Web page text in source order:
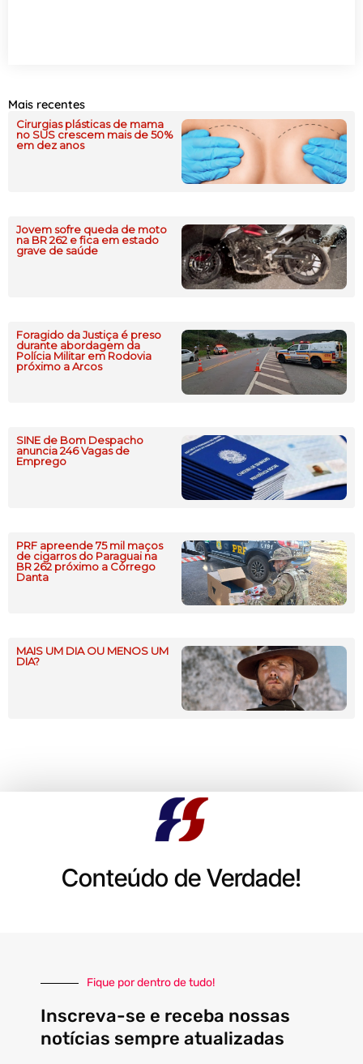
Mais recentes
Cirurgias plásticas de mama
no SUS crescem mais de 50%
em dez anos
Jovem sofre queda de moto
na BR 262 e fica em estado
grave de saúde
Foragido da Justiça é preso
durante abordagem da
Polícia Militar em Rodovia
próximo a Arcos
SINE de Bom Despacho
anuncia 246 Vagas de
Emprego
PRF apreende 75 mil maços
de cigarros do Paraguai na
BR 262 próximo a Córrego
Danta
MAIS UM DIA OU MENOS UM
DIA?
Conteúdo de Verdade!
Fique por dentro de tudo!
Inscreva-se e receba nossas
notícias sempre atualizadas